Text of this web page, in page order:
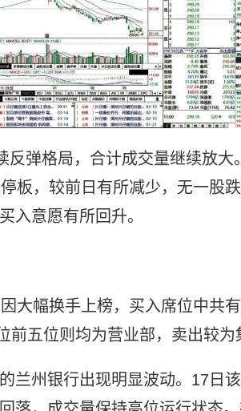
反弹格局，合计成交量继续放
板，较前日有所减少，无一股
入意愿有所回升。
大幅换手上榜，买入席位中共
前五位则均为营业部，卖出较为
兰州银行出现明显波动。17日